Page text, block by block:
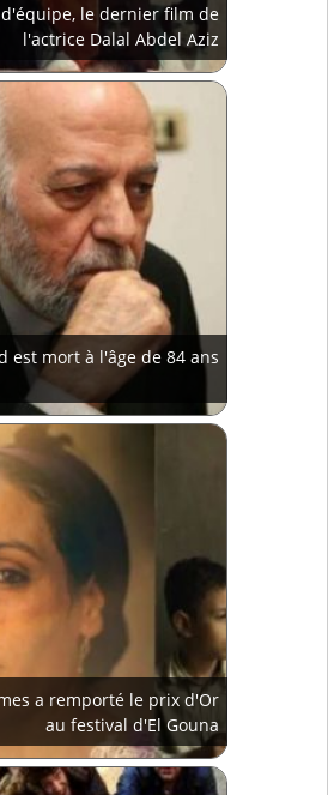
le dernier film de
l'actrice Dalal Abdel Aziz
est mort à l'âge de 84 ans
a remporté le prix d'Or
au festival d'El Gouna